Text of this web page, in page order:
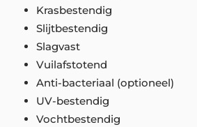
Krasbestendig
Slijtbestendig
Slagvast
Vuilafstotend
Anti-bacteriaal (optioneel)
UV-bestendig
Vochtbestendig